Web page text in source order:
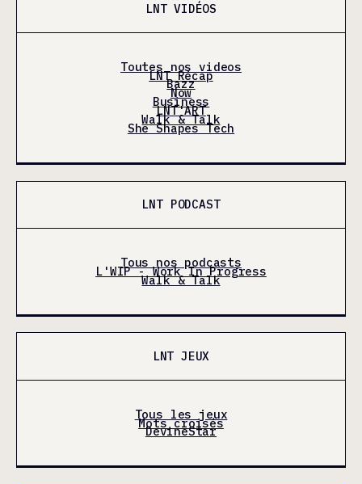
LNT VIDÉOS
Toutes nos videos
LNT Récap
Bazz
Now
Business
LNT'ART
Walk & Talk
She Shapes Tech
LNT PODCAST
Tous nos podcasts
L'WIP - Work In Progress
Walk & Talk
LNT JEUX
Tous les jeux
Mots croisés
DevineStar